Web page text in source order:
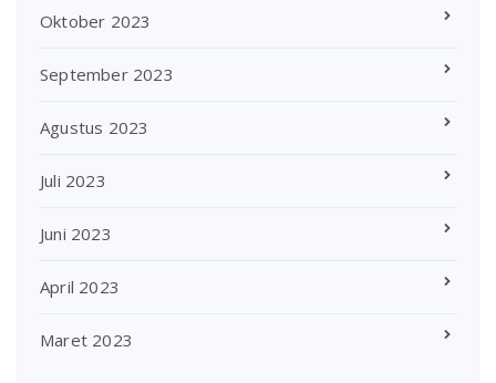
Oktober 2023
September 2023
Agustus 2023
Juli 2023
Juni 2023
April 2023
Maret 2023